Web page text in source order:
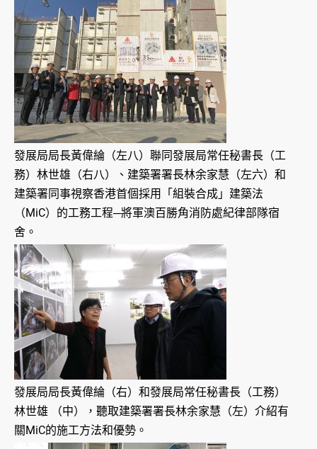
發展局局長黃偉綸（左八）聯同發展局常任秘書長（工
務）林世雄（右八）、建築署署長林余家慧（左六）和
建築署同事視察香港首個採用「組裝合成」建築法
（MiC）的工務工程─將軍澳百勝角消防處紀律部隊宿
舍。
發展局局長黃偉綸（右）和發展局常任秘書長（工務）
林世雄 （中），聽取建築署署長林余家慧（左）介紹有
關MiC的施工方法和優勢。